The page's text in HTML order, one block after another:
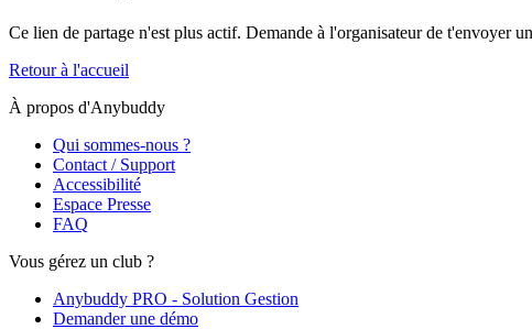
Ce lien de partage n'est plus actif. Demande à l'organisateur de t'envoyer
Retour à l'accueil
À propos d'Anybuddy
Qui sommes-nous ?
Contact / Support
Accessibilité
Espace Presse
FAQ
Vous gérez un club ?
Anybuddy PRO - Solution Gestion
Demander une démo